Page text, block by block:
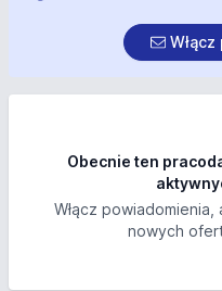
Obecnie ten
Włącz
nowych